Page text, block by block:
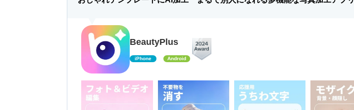
BeautyPlus
iPhone Android